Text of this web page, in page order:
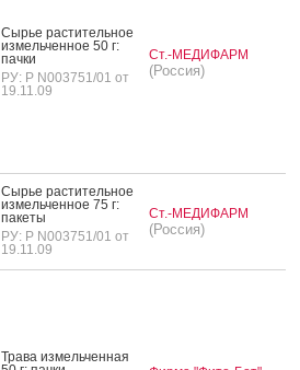
Сырье рас­ти­тель­ное
из­мель­чен­ное 50 г:
пач­ки
РУ: Р N003751/01 от
19.11.09
Ст.-МЕДИФАРМ
(Россия)
Сырье рас­ти­тель­ное
из­мель­чен­ное 75 г:
па­кеты
РУ: Р N003751/01 от
19.11.09
Ст.-МЕДИФАРМ
(Россия)
Тра­ва из­мель­чен­ная